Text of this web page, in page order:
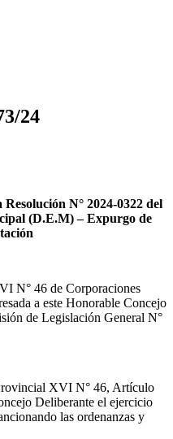
24
N° 2024-0322 del
(D.E.M) – Expurgo de
de Corporaciones
a este Honorable Concejo
de Legislación General N°
N° 46, Artículo
Deliberante el ejercicio
las ordenanzas y